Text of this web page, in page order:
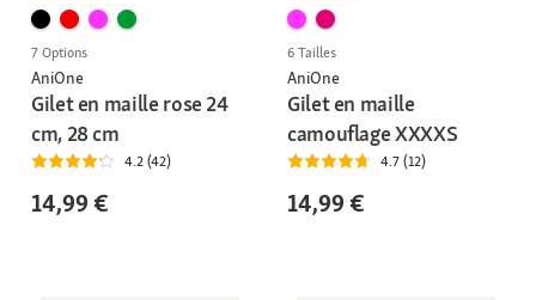
7 Options
AniOne
Gilet en maille rose 24
cm, 28 cm
4.2 (42)
14,99 €
6 Tailles
AniOne
Gilet en maille
camouflage XXXXS
4.7 (12)
14,99 €